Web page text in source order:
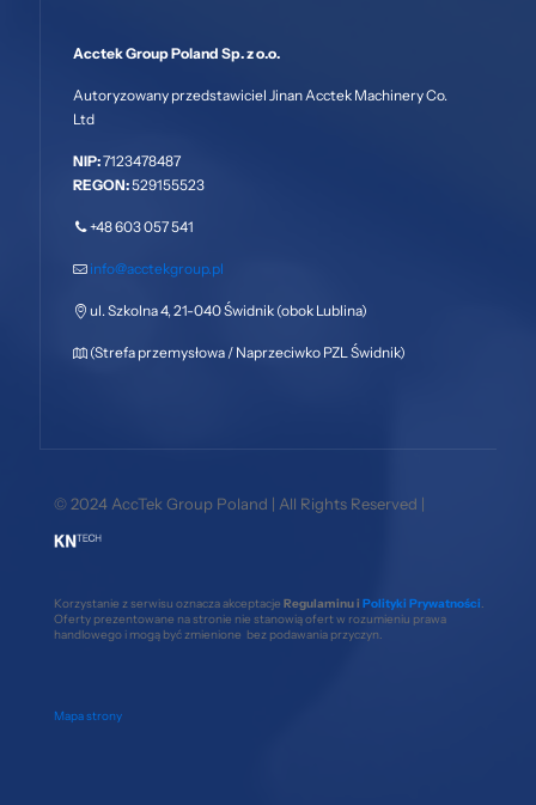
Acctek Group Poland Sp. z o.o.
Autoryzowany przedstawiciel Jinan Acctek Machinery Co.
Ltd
NIP:7123478487
REGON:529155523
+48 603 057 541
info@acctekgroup.pl
ul. Szkolna 4, 21-040 Świdnik (obok Lublina)
(Strefa przemysłowa / Naprzeciwko PZL Świdnik)
© 2024 AccTek Group Poland | All Rights Reserved |
Korzystanie z serwisu oznacza akceptacje Regulaminu i Polityki Prywatności
Oferty prezentowane na stronie nie stanowią ofert w rozumieniu prawa
handlowego i mogą być zmienione bez podawania przyczyn.
Mapa strony